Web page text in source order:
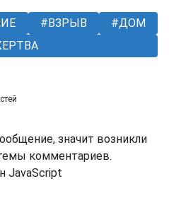
ВЗРЫВ
ДОМ
значит возникли
комментариев.
JavaScript